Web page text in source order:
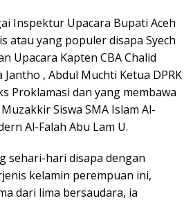
Inspektur Upacara Bupati Aceh
atau yang populer disapa Syech
Upacara Kapten CBA Chalid
, Abdul Muchti Ketua DPRK
Proklamasi dan yang membawa
Siswa SMA Islam Al-
Al-Falah Abu Lam U.
sehari-hari disapa dengan
kelamin perempuan ini,
dari lima bersaudara, ia